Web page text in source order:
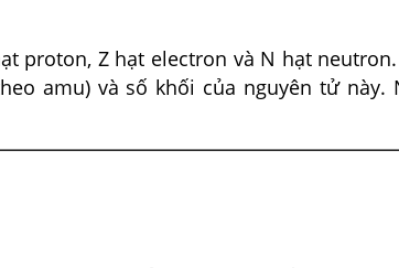
proton, Z hạt electron và N hạt
amu) và số khối của nguyên tử này.